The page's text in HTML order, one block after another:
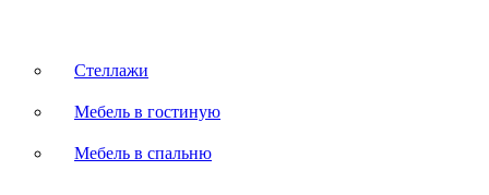
Стеллажи
Мебель в гостиную
Мебель в спальню